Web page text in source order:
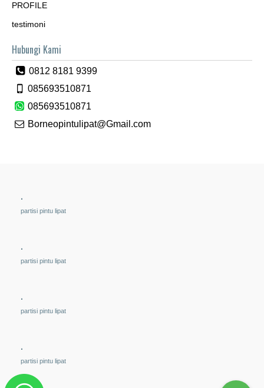
PROFILE
testimoni
Hubungi Kami
0812 8181 9399
085693510871
085693510871
Borneopintulipat@Gmail.com
.
partisi pintu lipat
.
partisi pintu lipat
.
partisi pintu lipat
.
partisi pintu lipat